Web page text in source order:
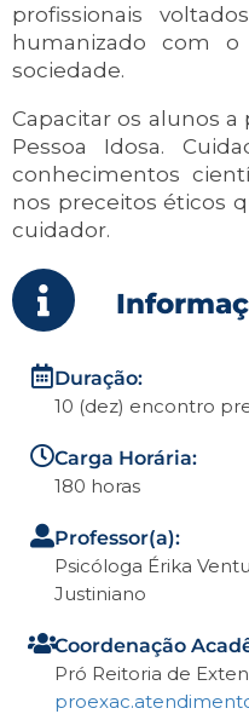
profissionais
humanizado com
sociedade.
Capacitar os alunos
Pessoa Idosa.
conhecimentos
nos preceitos éticos
cuidador.
Duração:
10 (dez) encontro
Carga Horária:
180 horas
Professor(a):
Psicóloga Érika
Justiniano
Coordenação
Pró Reitoria de